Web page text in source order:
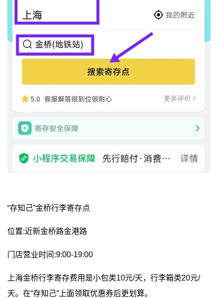
“存知己”金桥行李寄存点
位置:近新金桥路金港路
门店营业时间:9:00-19:00
上海金桥行李寄存费用是小包类10元/天，行李箱类20元/
天。在“存知己”上面领取优惠券后更划算。